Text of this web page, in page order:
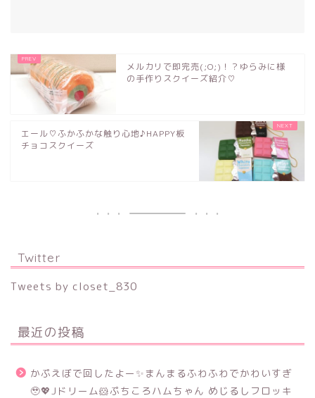
メルカリで即完売(;O;)！？ゆらみに様
の手作りスクイーズ紹介♡
エール♡ふかふかな触り心地♪HAPPY板
チョコスクイーズ
Twitter
Tweets by closet_830
最近の投稿
かぷえぼで回したよー✨まんまるふわふわでかわいすぎ
🥹💖Jドリーム🐹ぷちころハムちゃん めじるしフロッキ